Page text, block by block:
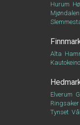
Hurum
Mjøndalen
Alta
Kautokeino
Elverum
Ringsaker
Tynset